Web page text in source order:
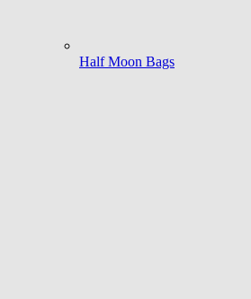
Half Moon Bags